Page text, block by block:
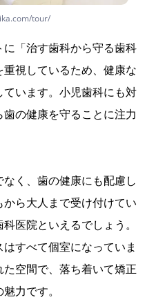
tour/
「治す歯科から守る歯科
視しているため、健康な
います。小児歯科にも対
の健康を守ることに注力
く、歯の健康にも配慮し
ら大人まで受け付けてい
医院といえるでしょう。
すべて個室になっていま
空間で、落ち着いて矯正
力です。